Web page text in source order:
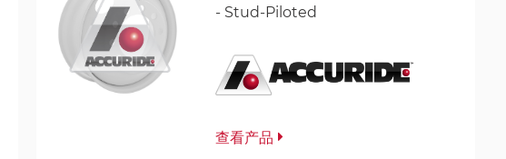
- Stud-Piloted
查看产品